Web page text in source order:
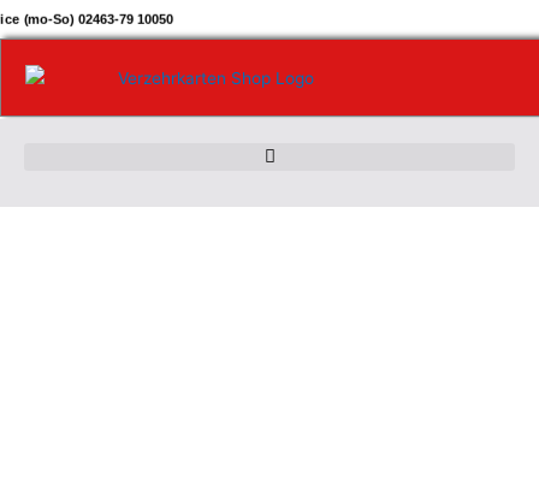
Zum
Inhalt
springen
(mo-So) 02463-79 10050